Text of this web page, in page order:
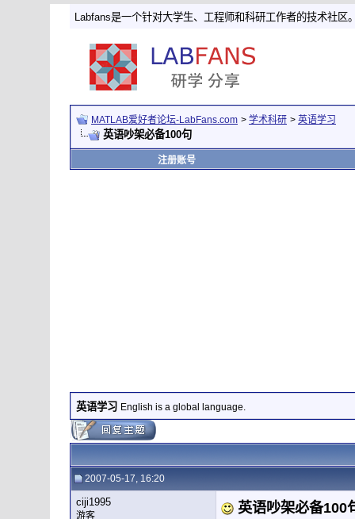
Labfans是一个针对大学生、工程师和科研工作者的技术社区
MATLAB爱好者论坛-LabFans.com > 学术科研 > 英语学习
英语吵架必备100句
注册账号
英语学习 English is a global language.
2007-05-17, 16:20
ciji1995
游客 英语吵架必备100